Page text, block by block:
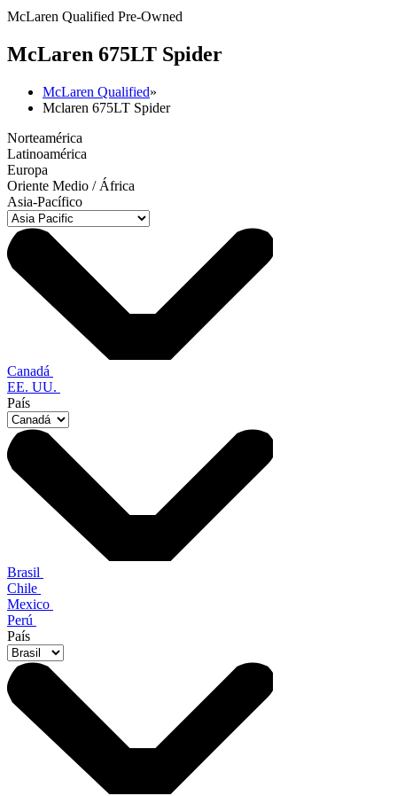
McLaren Qualified Pre-Owned
McLaren 675LT Spider
McLaren Qualified»
Mclaren 675LT Spider
Norteamérica
Latinoamérica
Europa
Oriente Medio / África
Asia-Pacífico
Canadá
EE. UU.
País
Brasil
Chile
Mexico
Perú
País